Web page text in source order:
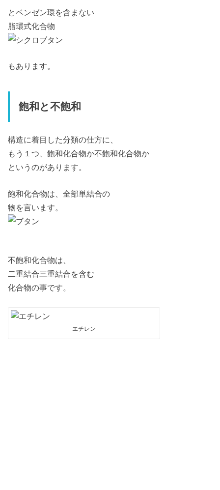
とベンゼン環を含まない
脂環式化合物
もあります。
飽和と不飽和
構造に着目した分類の仕方に、
もう１つ、飽和化合物か不飽和化合物か
というのがあります。
飽和化合物は、全部単結合の
物を言います。
不飽和化合物は、
二重結合三重結合を含む
化合物の事です。
エチレン